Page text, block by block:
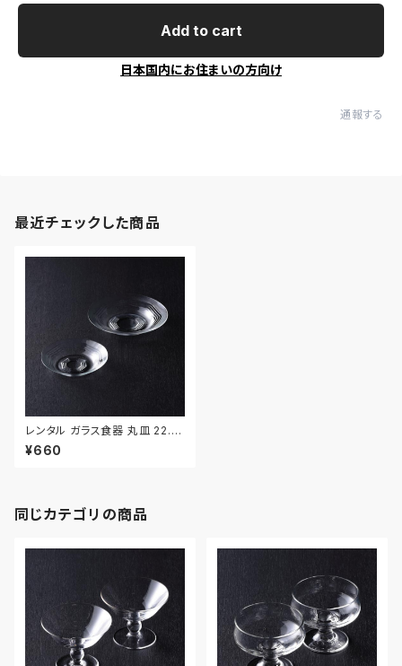
Add to cart
日本国内にお住まいの方向け
通報する
最近チェックした商品
レンタル ガラス食器 丸皿 22.8
cm 2枚セット｜GLM017
¥660
同じカテゴリの商品